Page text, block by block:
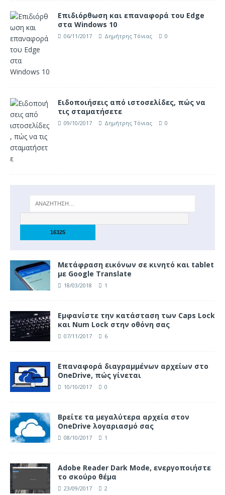
Επιδιόρθωση και επαναφορά του Edge
στα Windows 10
06/11/2017 Δημήτρης Τόνιας 0
Ειδοποιήσεις από ιστοσελίδες, πώς να
τις σταματήσετε
09/10/2017 Δημήτρης Τόνιας 0
Μετάφραση εικόνων σε κινητό και tablet
με Google Translate
18/03/2018 1
Eμφανίστε την κατάσταση των Caps Lock
και Num Lock στην οθόνη σας
07/11/2017 6
Επαναφορά διαγραμμένων αρχείων στο
OneDrive, πώς γίνεται
10/10/2017 0
Βρείτε τα μεγαλύτερα αρχεία στον
OneDrive λογαριασμό σας
08/10/2017 1
Adobe Reader Dark Mode, ενεργοποιήστε
το σκούρο θέμα
23/09/2017 2